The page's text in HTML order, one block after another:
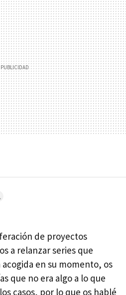
MAIL
de proyectos
a relanzar series que
en su momento, os
que no era algo a lo que
casos, por lo que os hablé